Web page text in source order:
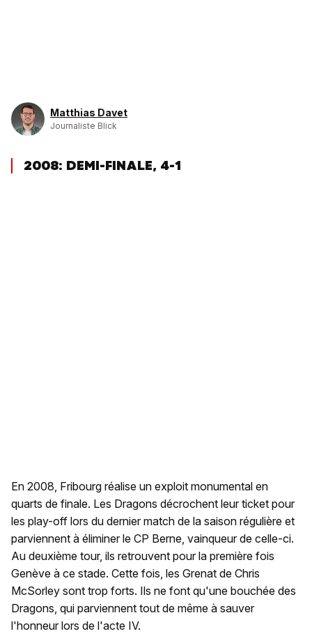
Matthias Davet
Journaliste Blick
2008: DEMI-FINALE, 4-1
En 2008, Fribourg réalise un exploit monumental en
quarts de finale. Les Dragons décrochent leur ticket pour
les play-off lors du dernier match de la saison régulière et
parviennent à éliminer le CP Berne, vainqueur de celle-ci.
Au deuxième tour, ils retrouvent pour la première fois
Genève à ce stade. Cette fois, les Grenat de Chris
McSorley sont trop forts. Ils ne font qu'une bouchée des
Dragons, qui parviennent tout de même à sauver
l'honneur lors de l'acte IV.